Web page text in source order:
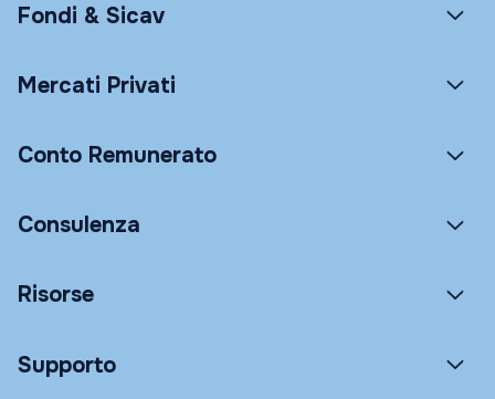
Fondi & Sicav
Mercati Privati
Conto Remunerato
Consulenza
Risorse
Supporto